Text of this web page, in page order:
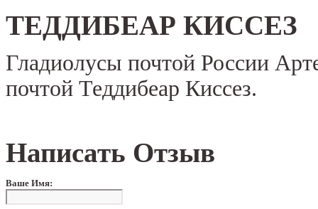
ТЕДДИБЕАР КИССЕЗ
Гладиолусы почтой России
почтой Теддибеар Киссез.
Написать Отзыв
Ваше Имя: